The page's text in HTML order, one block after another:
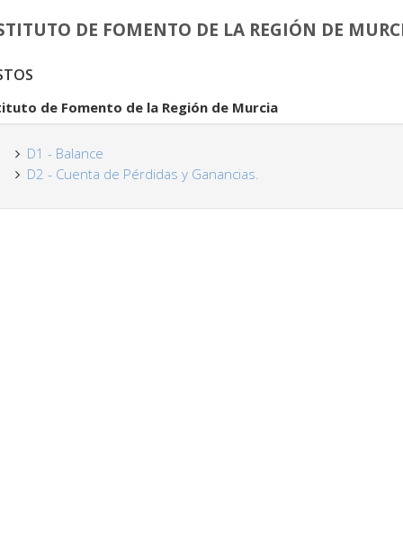
DE FOMENTO DE LA REGIÓN DE
de Fomento de la Región de Murcia
D1 - Balance
D2 - Cuenta de Pérdidas y Ganancias.